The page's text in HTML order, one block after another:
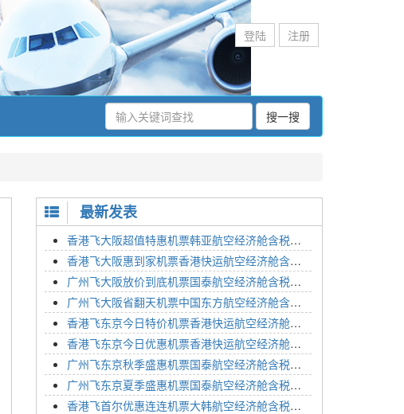
登陆 注册
搜一搜
最新发表
香港飞大阪超值特惠机票韩亚航空经济舱含税价格2295元2023年01月26日
香港飞大阪惠到家机票香港快运航空经济舱含税价格1648元2023年01月26日
广州飞大阪放价到底机票国泰航空经济舱含税价格3054元2023年01月26日
广州飞大阪省翻天机票中国东方航空经济舱含税价格2133元2023年01月26日
香港飞东京今日特价机票香港快运航空经济舱含税价格1762元2023年01月26日
香港飞东京今日优惠机票香港快运航空经济舱含税价格1545元2023年01月26日
广州飞东京秋季盛惠机票国泰航空经济舱含税价格4054元2023年01月26日
广州飞东京夏季盛惠机票国泰航空经济舱含税价格2614元2023年01月26日
香港飞首尔优惠连连机票大韩航空经济舱含税价格1350元2023年01月24日